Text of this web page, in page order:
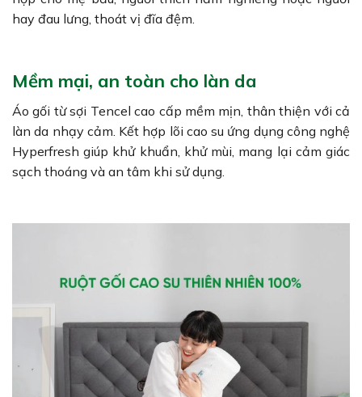
hay đau lưng, thoát vị đĩa đệm.
Mềm mại, an toàn cho làn da
Áo gối từ sợi Tencel cao cấp mềm mịn, thân thiện với cả
làn da nhạy cảm. Kết hợp lõi cao su ứng dụng công nghệ
Hyperfresh giúp khử khuẩn, khử mùi, mang lại cảm giác
sạch thoáng và an tâm khi sử dụng.